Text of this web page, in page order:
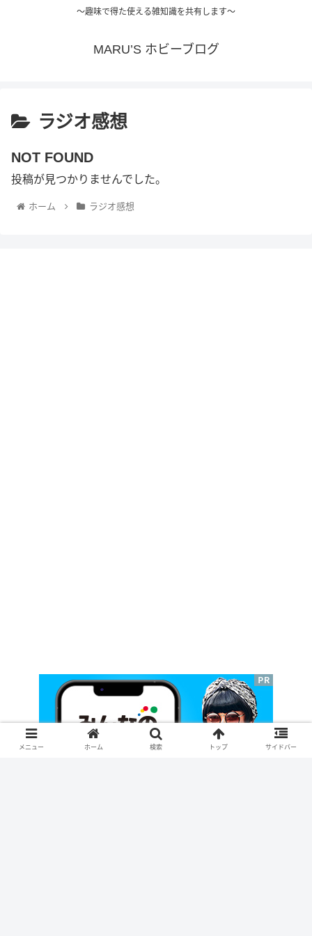
～趣味で得た使える雑知識を共有します～
MARU’S ホビーブログ
ラジオ感想
NOT FOUND
投稿が見つかりませんでした。
ホーム ラジオ感想
メニュー ホーム 検索 トップ サイドバー